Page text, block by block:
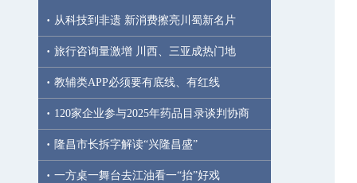
· 从科技到非遗 新消费擦亮川蜀新名片
· 旅行咨询量激增 川西、三亚成热门地
· 教辅类APP必须要有底线、有红线
· 120家企业参与2025年药品目录谈判协商
· 隆昌市长拆字解读“兴隆昌盛”
· 一方桌一舞台去江油看一“抬”好戏